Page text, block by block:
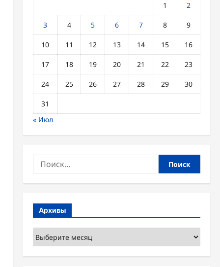
1 2
3 4 5 6 7 8 9
10 11 12 13 14 15 16
17 18 19 20 21 22 23
24 25 26 27 28 29 30
31
« Июл
Найти:
Архивы
Архивы